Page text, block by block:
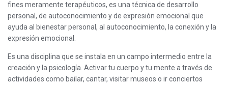
fines meramente terapéuticos, es una técnica de desarrollo
personal, de autoconocimiento y de expresión emocional que
ayuda al bienestar personal, al autoconocimiento, la conexión y la
expresión emocional.
Es una disciplina que se instala en un campo intermedio entre la
creación y la psicología. Activar tu cuerpo y tu mente a través de
actividades como bailar, cantar, visitar museos o ir conciertos